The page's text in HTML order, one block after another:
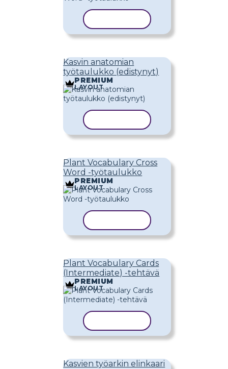
Kasvin anatomian
työtaulukko (edistynyt)
PREMIUM
LAYOUT
Plant Vocabulary Cross
Word -työtaulukko
PREMIUM
LAYOUT
Plant Vocabulary Cards
(Intermediate) -tehtävä
PREMIUM
LAYOUT
Kasvien työarkin elinkaari